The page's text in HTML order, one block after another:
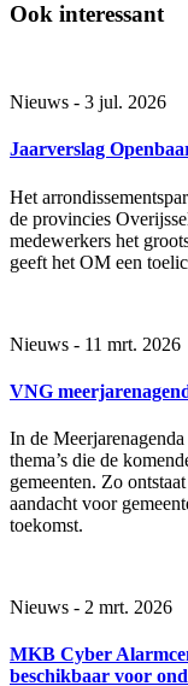
Ook interessant
Nieuws - 3 jul. 2026
Jaarverslag
Het
de provincies
medewerkers het
geeft het OM een
Nieuws - 11 mrt. 2026
VNG
In de
thema’s die de
gemeenten. Zo
aandacht voor
toekomst.
Nieuws - 2 mrt. 2026
MKB Cyber
beschikbaar voor